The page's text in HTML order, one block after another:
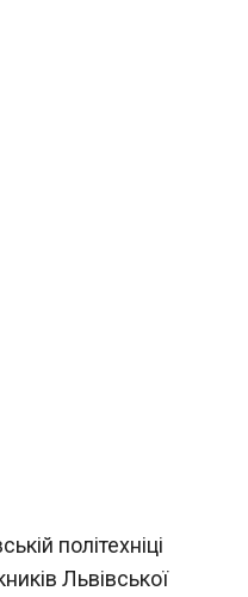
політехніці
Львівської